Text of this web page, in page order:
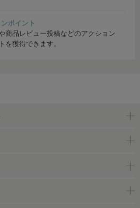
ポイント
商品レビュー投稿などのアクション
を獲得できます。